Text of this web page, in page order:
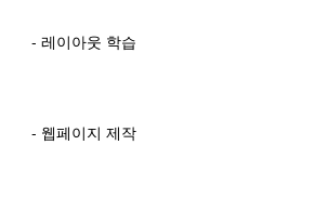
- 레이아웃 학습
- 웹페이지 제작